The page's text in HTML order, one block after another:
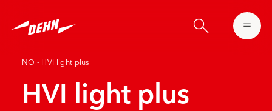
main
NO - HVI light plus
HVI light plus